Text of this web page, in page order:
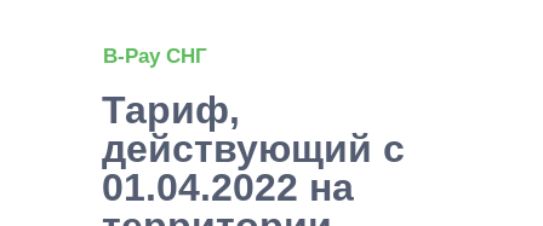
Тариф,
действующий с
01.04.2022 на
B-Pay СНГ